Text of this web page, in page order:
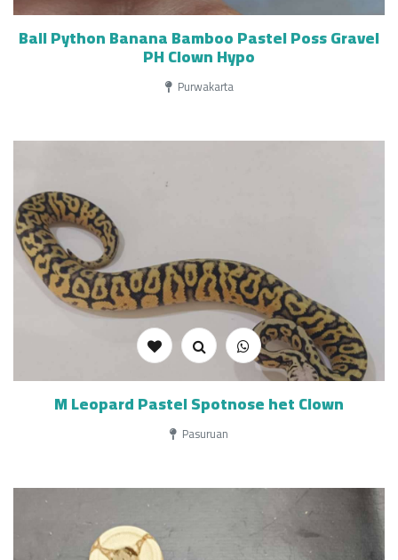
Ball Python Banana Bamboo Pastel Poss Gravel
PH Clown Hypo
Purwakarta
M Leopard Pastel Spotnose het Clown
Pasuruan